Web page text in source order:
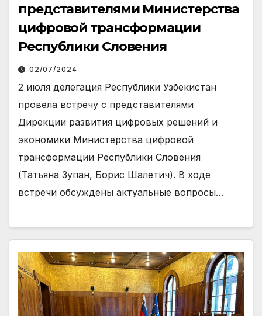
представителями Министерства
цифровой трансформации
Республики Словения
02/07/2024
2 июля делегация Республики Узбекистан
провела встречу с представителями
Дирекции развития цифровых решений и
экономики Министерства цифровой
трансформации Республики Словения
(Татьяна Зупан, Борис Шалетич). В ходе
встречи обсуждены актуальные вопросы…